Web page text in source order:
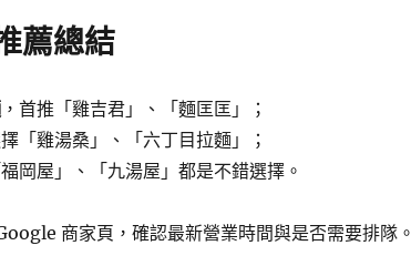
薦總結
，首推「雞吉君」、「麵匡匡」；
「雞湯桑」、「六丁目拉麵」；
岡屋」、「九湯屋」都是不錯選擇。
商家頁，確認最新營業時間與是否需要排隊。